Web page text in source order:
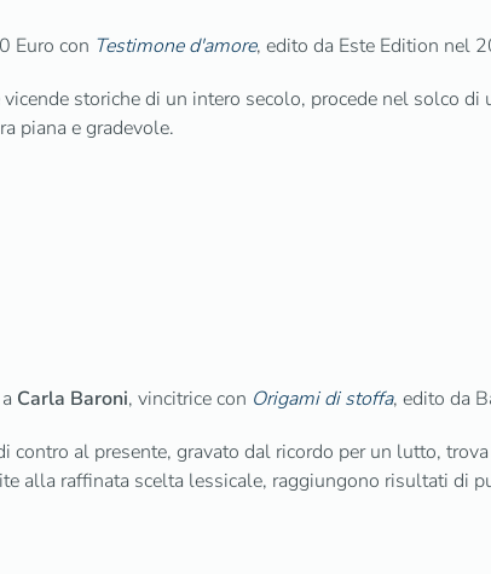
Euro con Testimone d'amore, edito da Este Edition nel
storiche di un intero secolo, procede nel solco
piana e gradevole.
Carla Baroni, vincitrice con Origami di stoffa, edito da
contro al presente, gravato dal ricordo per un lutto,
alla raffinata scelta lessicale, raggiungono risultati di